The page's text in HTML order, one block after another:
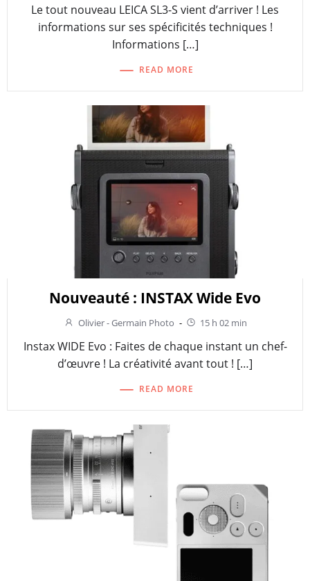
Le tout nouveau LEICA SL3-S vient d’arriver ! Les
informations sur ses spécificités techniques !
Informations […]
READ MORE
Nouveauté : INSTAX Wide Evo
Olivier - Germain Photo - 15 h 02 min
Instax WIDE Evo : Faites de chaque instant un chef-
d’œuvre ! La créativité avant tout ! […]
READ MORE